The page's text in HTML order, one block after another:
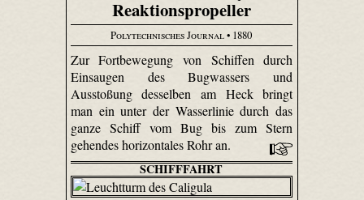
Reaktionspropeller
Polytechnisches Journal• 1880
Zur Fortbewegung von Schiffen durch
Einsaugen des Bug­wassers und
Ausstoßung desselben am Heck bringt
man ein unter der Wasserlinie durch das
ganze Schiff vom Bug bis zum Stern
gehendes horizontales Rohr an.
SCHIFFFAHRT